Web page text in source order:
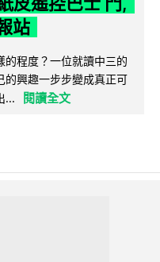
站
程度？一位就讀中三的
的興趣一步步變成真正可
...
閱讀全文